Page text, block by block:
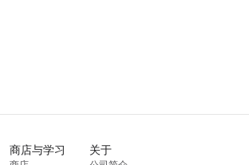
商店与学习 关于